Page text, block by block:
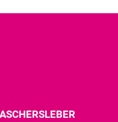
ASCHERSLEBER